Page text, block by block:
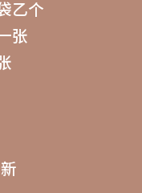
乙个
张